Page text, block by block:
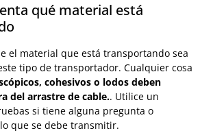
qué material está
el material que está transportando sea
tipo de transportador. Cualquier cosa
cohesivos o lodos deben
del arrastre de cable.. Utilice un
si tiene alguna pregunta o
que se debe transmitir.